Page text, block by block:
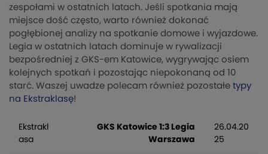
zespołami w ostatnich latach. Jeśli spotkania mają
miejsce dość często, warto również dokonać
pogłębionej analizy na spotkanie domowe i wyjazdowe.
Legia w ostatnich latach dominuje w rywalizacji
bezpośredniej z GKS-em Katowice, wygrywając osiem
kolejnych spotkań i pozostając niepokonaną od 10
starć. Waszej uwadze polecam również pozostałe typy
na Ekstraklasę!
Ekstrakl
asa
GKS Katowice 1:3 Legia
Warszawa
26.04.20
25